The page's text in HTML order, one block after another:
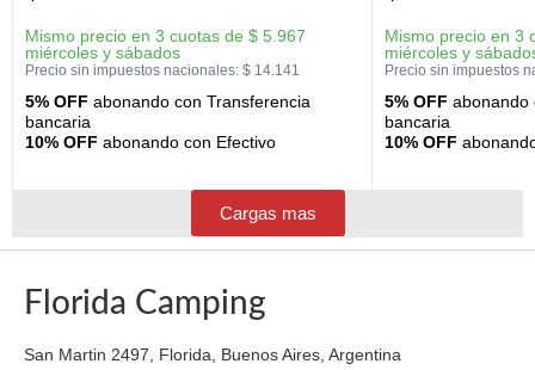
Mismo precio en 3 cuotas de $ 5.967
miércoles y sábados
Precio sin impuestos nacionales: $ 14.141
5% OFF abonando con Transferencia
bancaria
10% OFF abonando con Efectivo
Mismo precio en 3
miércoles y
Precio sin impuestos
5% OFF abonando
bancaria
10% OFF
Cargas mas
Florida Camping
San Martin 2497, Florida, Buenos Aires, Argentina